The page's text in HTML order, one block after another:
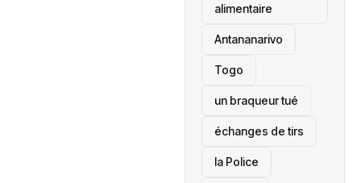
alimentaire
Antananarivo
‎Togo
un braqueur tué
échanges de tirs
la Police